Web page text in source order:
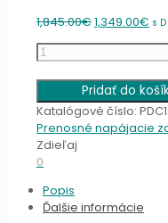
1,845.00€Original
1,349.00€ s
množstvo
napájací
zdroj
Makita
PDC1200A01
Pridať do
Katalógové číslo:
Prenosné napájacie
Zdieľaj
0
Popis
Ďalšie informácie